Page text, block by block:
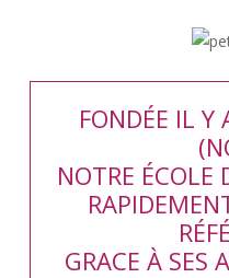
FONDÉE IL
NOTRE ÉCOLE
GRACE À SES